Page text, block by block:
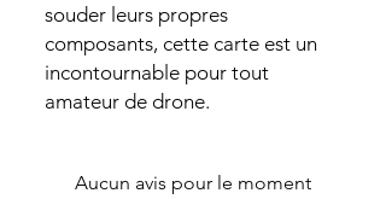
souder leurs propres
composants, cette carte est un
incontournable pour tout
amateur de drone.
Aucun avis pour le moment